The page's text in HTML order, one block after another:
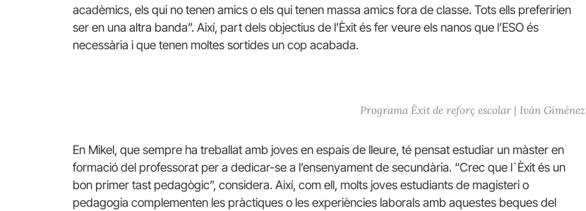
acadèmics, els qui no tenen amics o els qui tenen massa amics fora de classe. Tots ells preferirien
ser en una altra banda”. Així, part dels objectius de l’Èxit és fer veure els nanos que l’ESO és
necessària i que tenen moltes sortides un cop acabada.
Programa Èxit de reforç escolar | Iván Giménez
En Mikel, que sempre ha treballat amb joves en espais de lleure, té pensat estudiar un màster en
formació del professorat per a dedicar-se a l’ensenyament de secundària. “Crec que l`Èxit és un
bon primer tast pedagògic”, considera. Així, com ell, molts joves estudiants de magisteri o
pedagogia complementen les pràctiques o les experiències laborals amb aquestes beques del